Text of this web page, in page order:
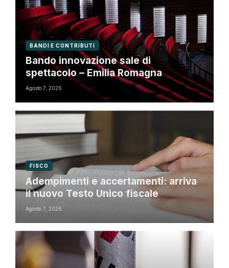
BANDI E CONTRIBUTI
Bando innovazione sale di
spettacolo – Emilia Romagna
Agosto 7, 2026
FISCO
Adempimenti e accertamenti: arriva
il nuovo Testo Unico fiscale
Agosto 7, 2026